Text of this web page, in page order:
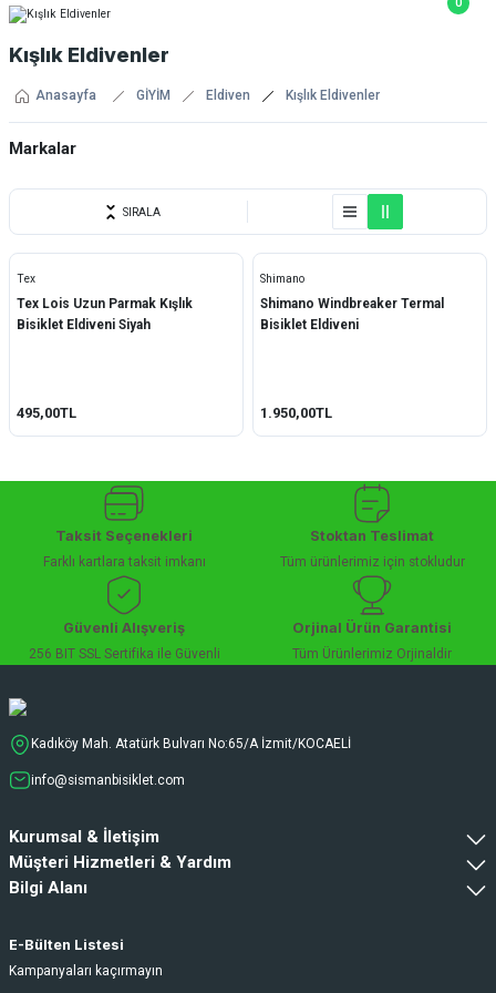
0
Kışlık Eldivenler
Anasayfa GİYİM Eldiven Kışlık Eldivenler
Markalar
Shimano
Tex
SIRALA
Tex
Tex Lois Uzun Parmak Kışlık
Bisiklet Eldiveni Siyah
495,00TL
Shimano
Shimano Windbreaker Termal
Bisiklet Eldiveni
1.950,00TL
Taksit Seçenekleri
Farklı kartlara taksit imkanı
Stoktan Teslimat
Tüm ürünlerimiz için stokludur
Güvenli Alışveriş
256 BIT SSL Sertifika ile Güvenli
Orjinal Ürün Garantisi
Tüm Ürünlerimiz Orjinaldir
Kadıköy Mah. Atatürk Bulvarı No:65/A İzmit/KOCAELİ
info@sismanbisiklet.com
Kurumsal & İletişim
Müşteri Hizmetleri & Yardım
Bilgi Alanı
E-Bülten Listesi
Kampanyaları kaçırmayın